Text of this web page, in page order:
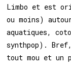
Limbo et est
ou moins)
aquatiques,
synthpop).
tout mou et un